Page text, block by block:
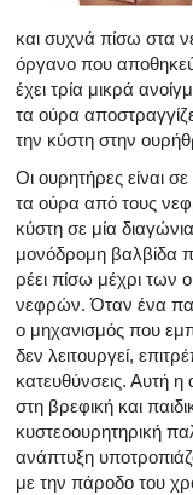
και συχνά πίσω στα
όργανο που
έχει τρία μικρά
τα ούρα
την κύστη στην
Οι ουρητήρες είναι
τα ούρα από τους
κύστη σε μία
μονόδρομη βαλβίδα
ρέει πίσω μέχρι των
νεφρών. Όταν ένα
ο μηχανισμός που
δεν λειτουργεί,
κατευθύνσεις. Αυτή η
στη βρεφική και
κυστεοουρητηρική
ανάπτυξη
με την πάροδο του